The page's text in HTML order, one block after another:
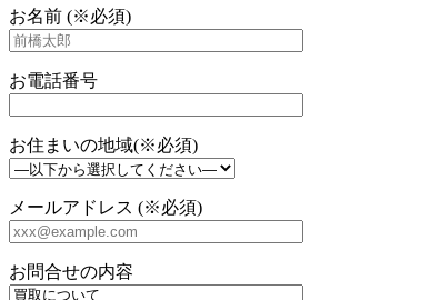
お名前 (※必須)
お電話番号
お住まいの地域(※必須)
メールアドレス (※必須)
お問合せの内容